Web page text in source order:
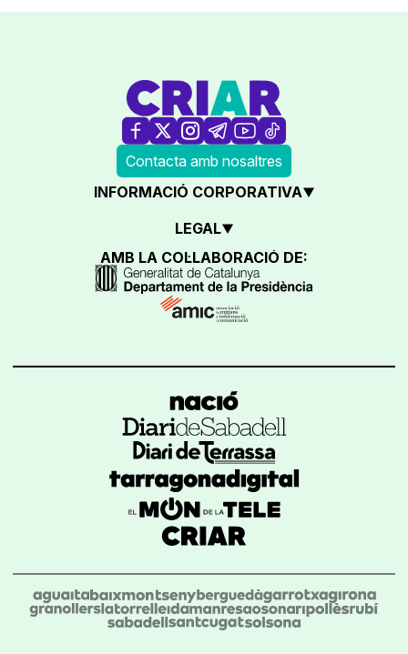
Contacta amb nosaltres
INFORMACIÓ CORPORATIVA
LEGAL
AMB LA COL·LABORACIÓ DE: